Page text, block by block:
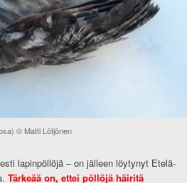
© Matti Lötjönen
lapinpöllöjä – on jälleen löytynyt Etelä-
Tärkeää on, ettei pöllöjä häiritä